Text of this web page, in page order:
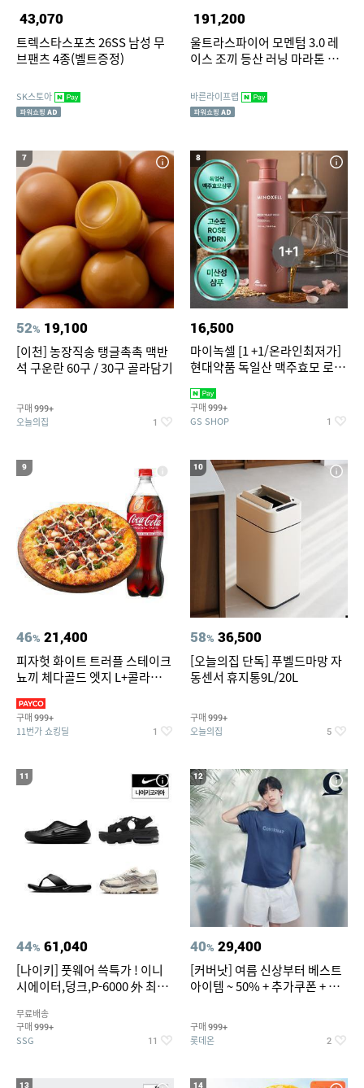
43,070
트렉스타스포츠 26SS 남성 무
브팬츠 4종(벨트증정)
SK스토아
191,200
울트라스파이어 모멘텀 3.0 레
이스 조끼 등산 러닝 마라톤 아
바른라이프랩
7
52% 19,100
[이천] 농장직송 탱글촉촉 맥반
석 구운란 60구 / 30구 골라담기
구매 999+
오늘의집 1
8
16,500
마이녹셀 [1 +1/온라인최저가]
현대약품 독일산 맥주효모 로즈
1000ml (정가 100,000원)
구매 999+
GS SHOP 1
9
46% 21,400
피자헛 화이트 트러플 스테이크
뇨끼 체다골드 엣지 L+콜라
구매 999+
11번가 쇼킹딜 1
10
58% 36,500
[오늘의집 단독] 푸벨드마망 자
동센서 휴지통9L/20L
구매 999+
오늘의집 5
11
44% 61,040
[나이키] 풋웨어 쓱특가 ! 이니
시에이터,덩크,P-6000 外 최대
무료배송
구매 999+
SSG 11
12
40% 29,400
[커버낫] 여름 신상부터 베스트
아이템 ~ 50% + 추가쿠폰 + 카
구매 999+
롯데온 2
13 14